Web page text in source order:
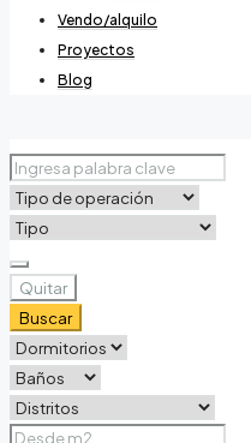
Vendo/alquilo
Proyectos
Blog
Quitar
Buscar